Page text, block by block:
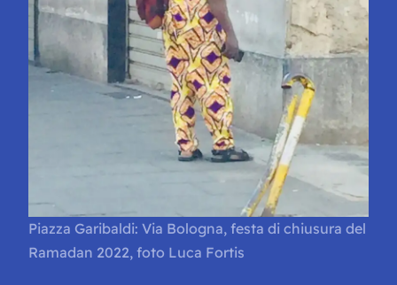
Piazza Garibaldi: Via Bologna, festa di chiusura del
Ramadan 2022, foto Luca Fortis